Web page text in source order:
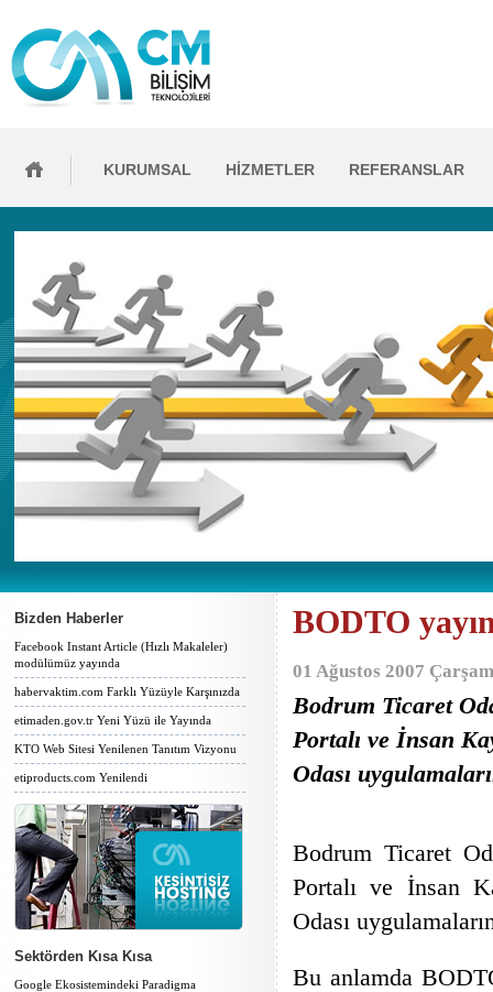
KURUMSAL HİZMETLER REFERANSLAR
Bizden Haberler
Facebook Instant Article (Hızlı Makaleler)
modülümüz yayında
habervaktim.com Farklı Yüzüyle Karşınızda
etimaden.gov.tr Yeni Yüzü ile Yayında
KTO Web Sitesi Yenilenen Tanıtım Vizyonu
etiproducts.com Yenilendi
Sektörden Kısa Kısa
Google Ekosistemindeki Paradigma
BODTO
01 Ağustos 2007
Bodrum Ticaret
Portalı ve İnsan
Odası
Bodrum Ticaret
Portalı ve İnsan
Odası
Bu anlamda